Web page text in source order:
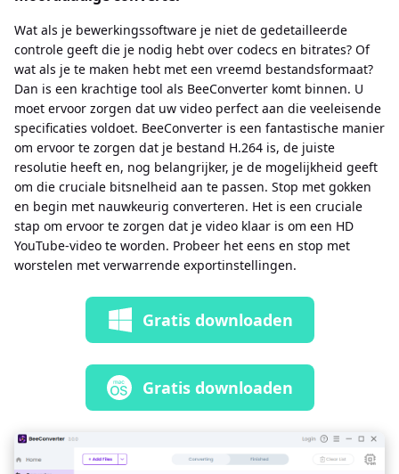
Wat als je bewerkingssoftware je niet de gedetailleerde
controle geeft die je nodig hebt over codecs en bitrates? Of
wat als je te maken hebt met een vreemd bestandsformaat?
Dan is een krachtige tool als BeeConverter komt binnen. U
moet ervoor zorgen dat uw video perfect aan die veeleisende
specificaties voldoet. BeeConverter is een fantastische manier
om ervoor te zorgen dat je bestand H.264 is, de juiste
resolutie heeft en, nog belangrijker, je de mogelijkheid geeft
om die cruciale bitsnelheid aan te passen. Stop met gokken
en begin met nauwkeurig converteren. Het is een cruciale
stap om ervoor te zorgen dat je video klaar is om een ​​HD
YouTube-video te worden. Probeer het eens en stop met
worstelen met verwarrende exportinstellingen.
Gratis downloaden
Gratis downloaden